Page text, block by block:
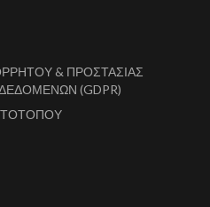
& ΠΡΟΣΤΑΣΙΑΣ
(GDPR)